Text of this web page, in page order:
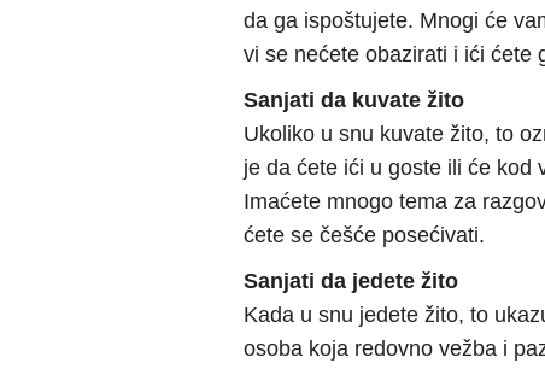
da ga ispoštujete. Mnogi će
vi se nećete obazirati i ići ćete
Sanjati da kuvate žito
Ukoliko u snu kuvate žito, to
je da ćete ići u goste ili će kod
Imaćete mnogo tema za
ćete se češće posećivati.
Sanjati da jedete žito
Kada u snu jedete žito, to
osoba koja redovno vežba i